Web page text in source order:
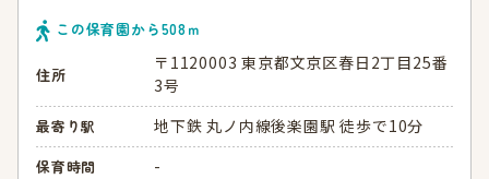
この保育園から508ｍ
住所
〒1120003 東京都文京区春日2丁目25番
3号
最寄り駅 地下鉄 丸ノ内線後楽園駅 徒歩で10分
保育時間 -